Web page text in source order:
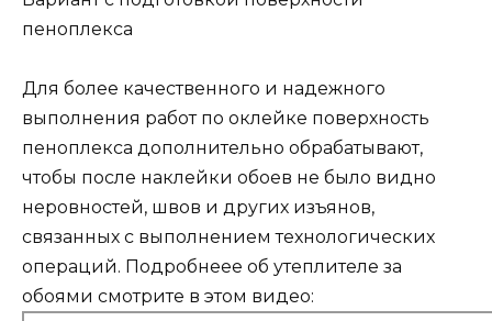
пеноплекса
Для более качественного и надежного
выполнения работ по оклейке поверхность
пеноплекса дополнительно обрабатывают,
чтобы после наклейки обоев не было видно
неровностей, швов и других изъянов,
связанных с выполнением технологических
операций. Подробнеее об утеплителе за
обоями смотрите в этом видео: